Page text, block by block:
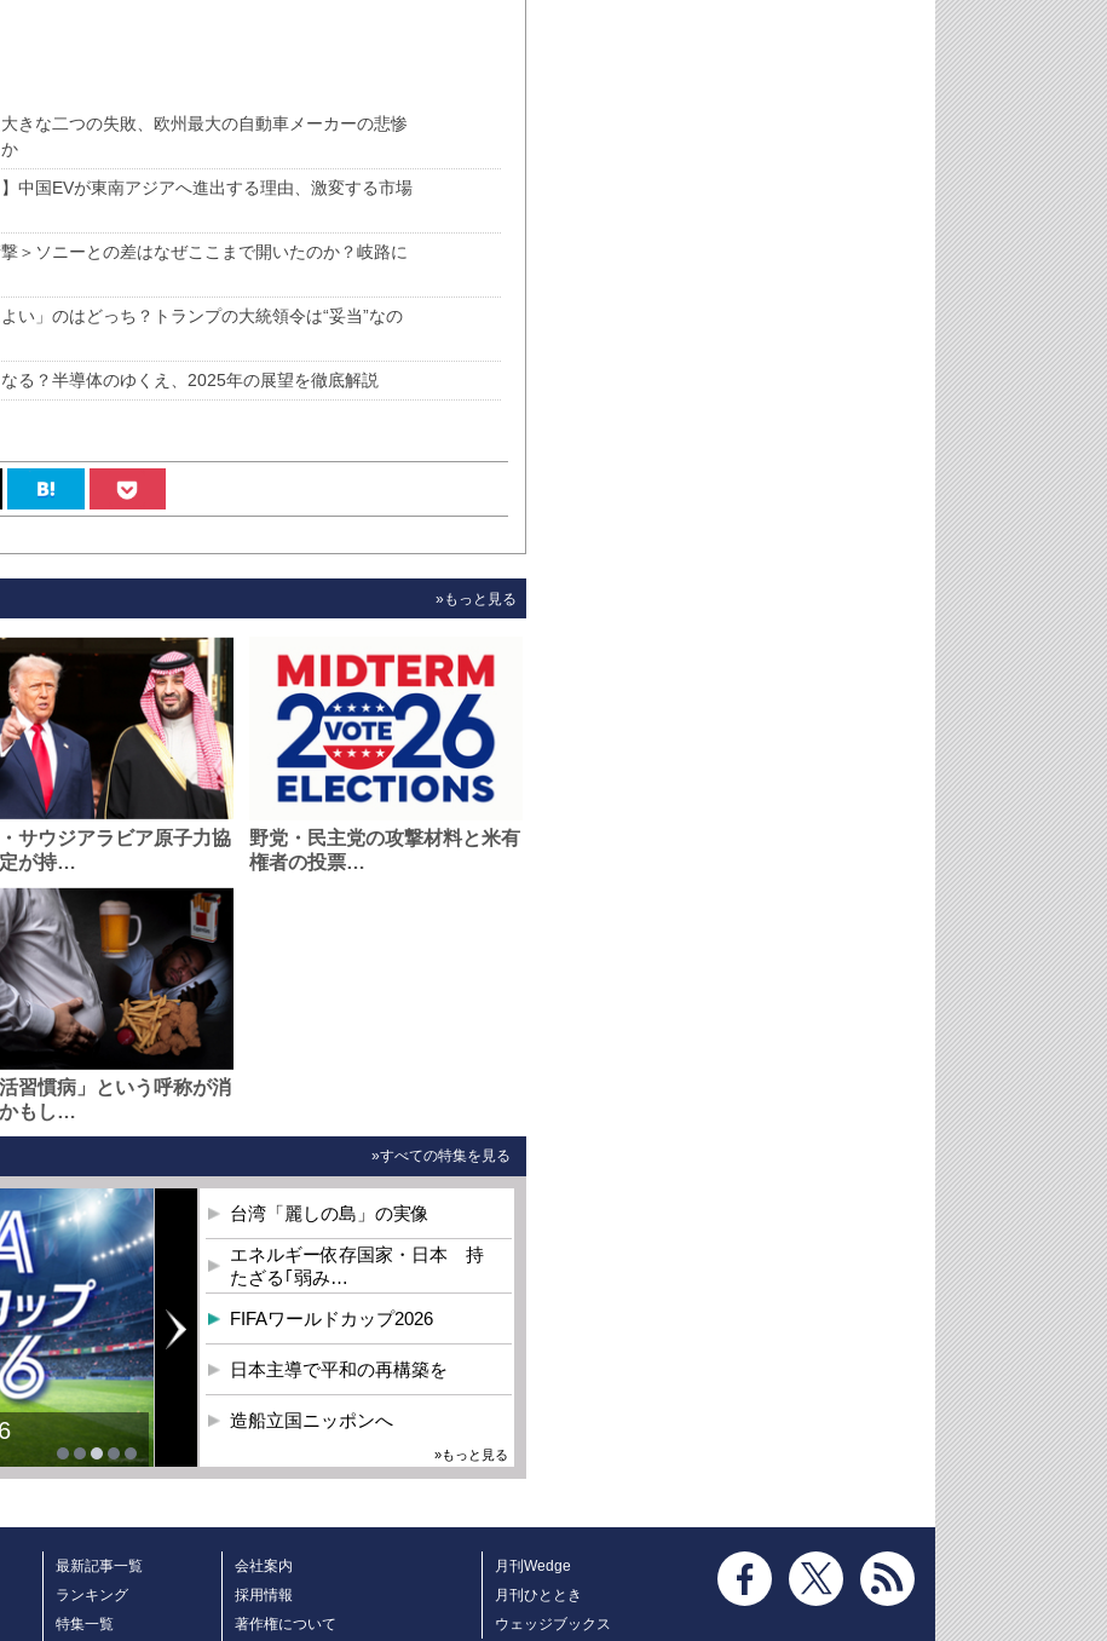
きな二つの失敗、欧州最大の自動車メーカーの悲惨
中国EVが東南アジアへ進出する理由、激変する市場
＞ソニーとの差はなぜここまで開いたのか？岐路に
い」のはどっち？トランプの大統領令は“妥当”なの
る？半導体のゆくえ、2025年の展望を徹底解説
»もっと見る
サウジアラビア原子力協
が持…
野党・民主党の攻撃材料と米有
権者の投票…
活習慣病」という呼称が消
もし…
»すべての特集を見る
台湾「麗しの島」の実像
エネルギー依存国家・日本 持
たざる｢弱み…
FIFAワールドカップ2026
日本主導で平和の再構築を
造船立国ニッポンへ
»もっと見る
最新記事一覧
ランキング
特集一覧
会社案内
採用情報
著作権について
月刊Wedge
月刊ひととき
ウェッジブックス